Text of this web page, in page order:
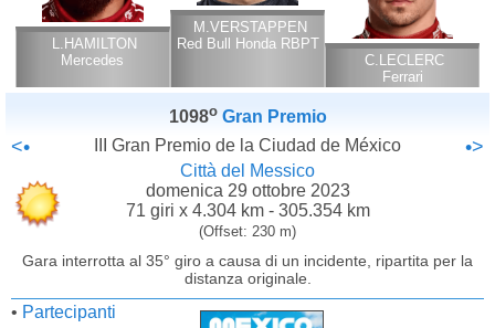
L.HAMILTON
Mercedes
M.VERSTAPPEN
Red Bull Honda RBPT
C.LECLERC
Ferrari
1098o Gran Premio
<• III Gran Premio de la Ciudad de México •>
Città del Messico
domenica 29 ottobre 2023
71 giri x 4.304 km - 305.354 km
(Offset: 230 m)
Gara interrotta al 35° giro a causa di un incidente, ripartita per la
distanza originale.
• Partecipanti